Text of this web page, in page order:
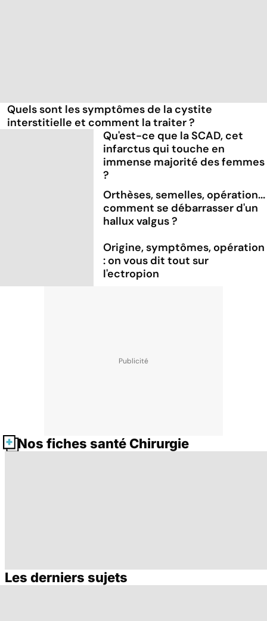
Quels sont les symptômes de la cystite
interstitielle et comment la traiter ?
Qu'est-ce que la SCAD, cet
infarctus qui touche en
immense majorité des femmes
?
Orthèses, semelles, opération...
comment se débarrasser d'un
hallux valgus ?
Origine, symptômes, opération
: on vous dit tout sur
l'ectropion
Nos fiches santé Chirurgie
Tout savoir sur le
Mélanome : le
Les derniers sujets